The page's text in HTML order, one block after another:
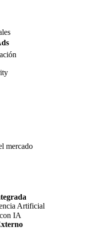
mercado
Artificial
IA